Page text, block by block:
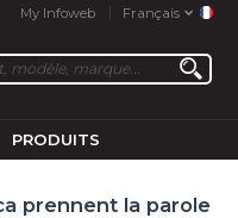
My Infoweb Français
PRODUITS
prennent la parole